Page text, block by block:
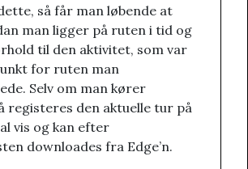
så får man løbende at
man ligger på ruten i tid og
til den aktivitet, som var
for ruten man
Selv om man kører
registeres den aktuelle tur på
vis og kan efter
downloades fra Edge’n.